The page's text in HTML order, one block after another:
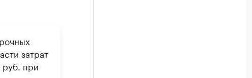
затрат
руб. при